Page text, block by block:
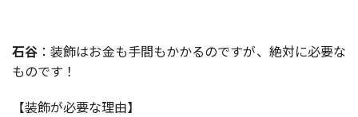
石谷 ：装飾はお金も手間もかかるのですが、絶対に必要な
ものです！
【装飾が必要な理由】